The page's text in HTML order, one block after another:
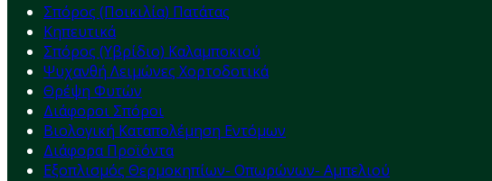
Σπόρος (Ποικιλία) Πατάτας
Κηπευτικά
Σπόρος (Υβρίδιο) Καλαμποκιού
Ψυχανθή Λειμώνες Χορτοδοτικά
Θρέψη Φυτών
Διάφοροι Σπόροι
Βιολογική Καταπολέμηση Εντόμων
Διάφορα Προϊόντα
Εξοπλισμός Θερμοκηπίων- Οπωρώνων- Αμπελιού